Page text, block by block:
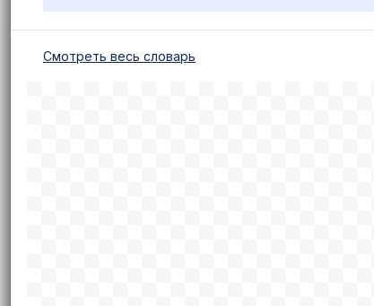
Cмотреть весь словарь